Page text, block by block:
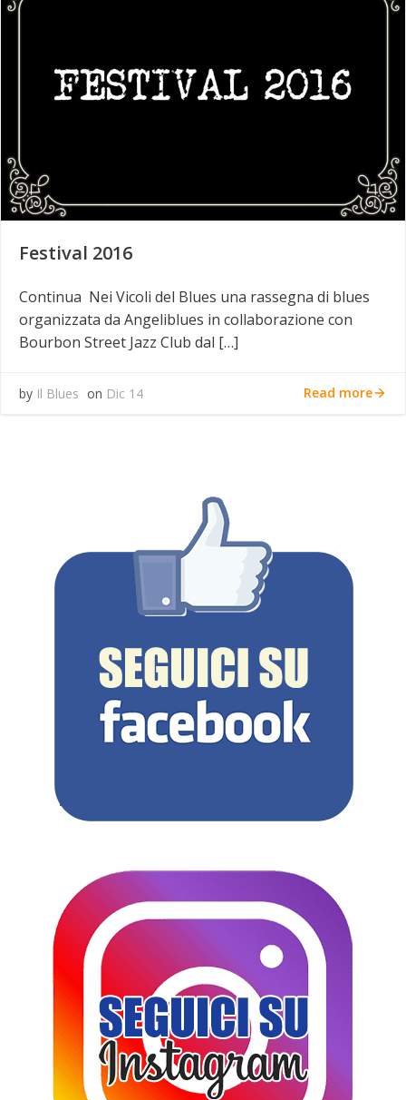
Festival 2016
Continua Nei Vicoli del Blues una rassegna di blues
organizzata da Angeliblues in collaborazione con
Bourbon Street Jazz Club dal […]
by Il Blues on Dic 14 Read more